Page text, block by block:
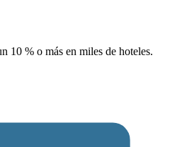
10 % o más en miles de hoteles.